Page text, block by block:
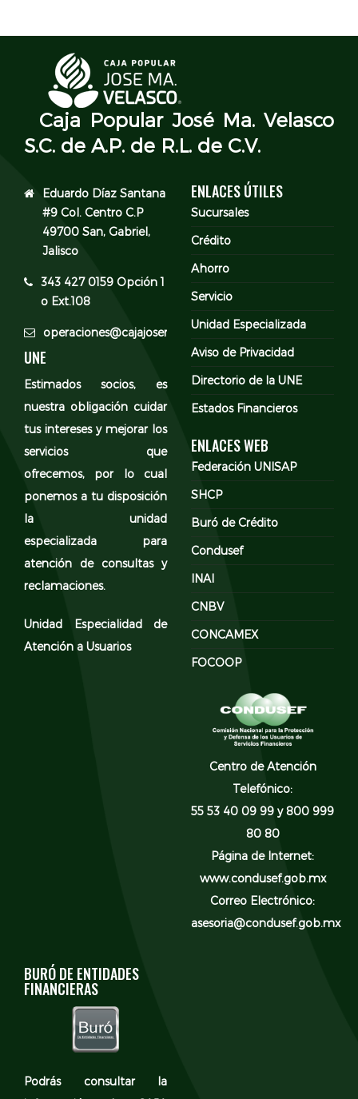
Caja Popular José Ma. Velasco
S.C. de A.P. de R.L. de C.V.
Eduardo Díaz Santana
#9 Col. Centro C.P
49700 San, Gabriel,
Jalisco
343 427 0159 Opción 1
o Ext.108
operaciones@cajajosemavelasco.com
UNE
Estimados socios, es
nuestra obligación cuidar
tus intereses y mejorar los
servicios que
ofrecemos, por lo cual
ponemos a tu disposición
la unidad
especializada para
atención de consultas y
reclamaciones.
Unidad Especialidad de
Atención a Usuarios
ENLACES ÚTILES
Sucursales
Crédito
Ahorro
Servicio
Unidad Especializada
Aviso de Privacidad
Directorio de la UNE
Estados Financieros
ENLACES WEB
Federación UNISAP
SHCP
Buró de Crédito
Condusef
INAI
CNBV
CONCAMEX
FOCOOP
Centro de Atención
Telefónico:
55 53 40 09 99 y 800 999
80 80
Página de Internet:
www.condusef.gob.mx
Correo Electrónico:
asesoria@condusef.gob.mx
BURÓ DE ENTIDADES
FINANCIERAS
Podrás consultar la